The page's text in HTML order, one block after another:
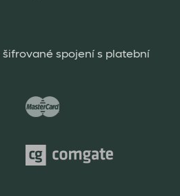
spojení s platební